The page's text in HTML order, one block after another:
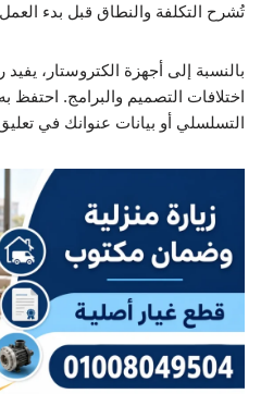
تُشرح التكلفة والنطاق قبل بدء
بالنسبة إلى أجهزة الكتروستار،
اختلافات التصميم والبرامج. احتفظ
التسلسلي أو بيانات عنوانك في